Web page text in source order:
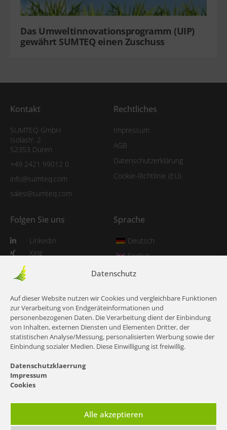
Datenschutz
Auf dieser Website nutzen wir Cookies und vergleichbare Funktionen
zur Verarbeitung von Endgeräteinformationen und
personenbezogenen Daten. Die Verarbeitung dient der Einbindung
von Inhalten, externen Diensten und Elementen Dritter, der
statistischen Analyse/Messung, personalisierten Werbung sowie der
Einbindung sozialer Medien. Diese Einwilligung ist freiwillig.
Datenschutzklaerrung
Impressum
Cookies
Alle akzeptieren
Das Umweltinnovationsprogramm (UIP)
gewährt SUMTEQ einen Zuschuss
Kontakt
SUMTEQ GmbH
Isolastr. 2
52353 Düren
+49 2421 99012 0
info@sumteq.com
sales@sumteq.com
Rechtliches
Impressum
AGB
Datenschutzerklärung
Cookie-Richtlinie (EU)
Folgen Sie uns
LinkedIn
Xing
Sprache
Deutsch
English
Haben Sie noch Fragen?
KONTAKTIEREN SIE UNS